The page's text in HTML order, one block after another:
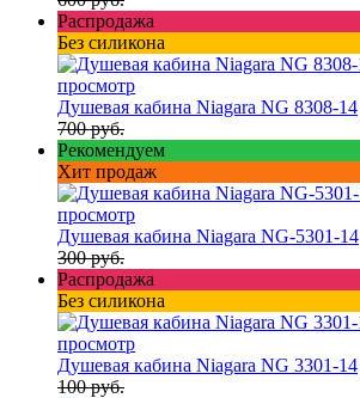
Распродажа
Без силикона
просмотр
Душевая кабина Niagara NG 8308-14
700 руб.
Рекомендуем
Хит продаж
просмотр
Душевая кабина Niagara NG-5301-14
300 руб.
Распродажа
Без силикона
просмотр
Душевая кабина Niagara NG 3301-14
100 руб.